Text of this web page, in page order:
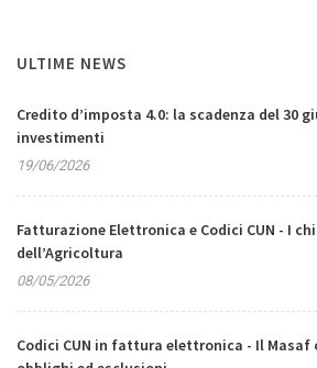
ULTIME NEWS
Credito d’imposta 4.0: la scadenza del 30
investimenti
19/06/2026
Fatturazione Elettronica e Codici CUN - I
dell’Agricoltura
08/05/2026
Codici CUN in fattura elettronica - Il